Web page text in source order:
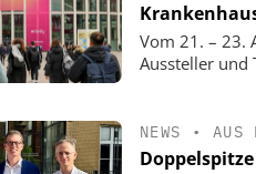
Vom 21. – 23.
Aussteller und
NEWS • AUS